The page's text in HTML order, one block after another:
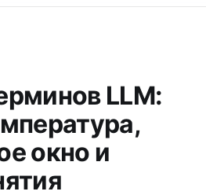
LLM:
окно и